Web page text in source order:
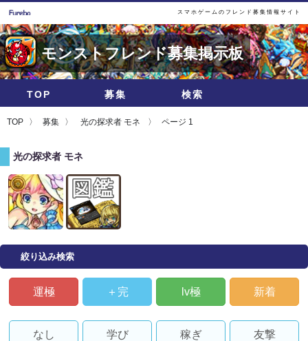
スマホゲームのフレンド募集情報サイト
モンストフレンド募集掲示板
TOP 募集 検索
TOP 募集 光の探求者 モネ ページ 1
光の探求者 モネ
絞り込み検索
運極 ＋完 lv極 新着
なし 学び 稼ぎ 友撃